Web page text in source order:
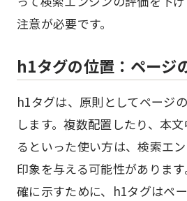
注意が必要です。
h1タグの位置：ページ
h1タグは、原則としてページ
します。複数配置したり、本
るといった使い方は、検索エ
印象を与える可能性がありま
確に示すために、h1タグはペ